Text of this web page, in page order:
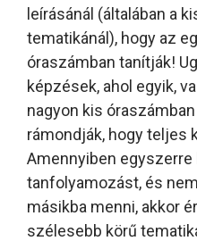
leírásánál (általában a
tematikánál), hogy az
óraszámban tanítják!
képzések, ahol egyik,
nagyon kis
rámondják, hogy teljes
Amennyiben egyszerre
tanfolyamozást, és
másikba menni, akkor
szélesebb körű